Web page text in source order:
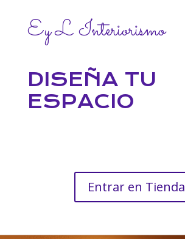
Ey L Interiorismo
DISEÑA TU
ESPACIO
Entrar en Tienda